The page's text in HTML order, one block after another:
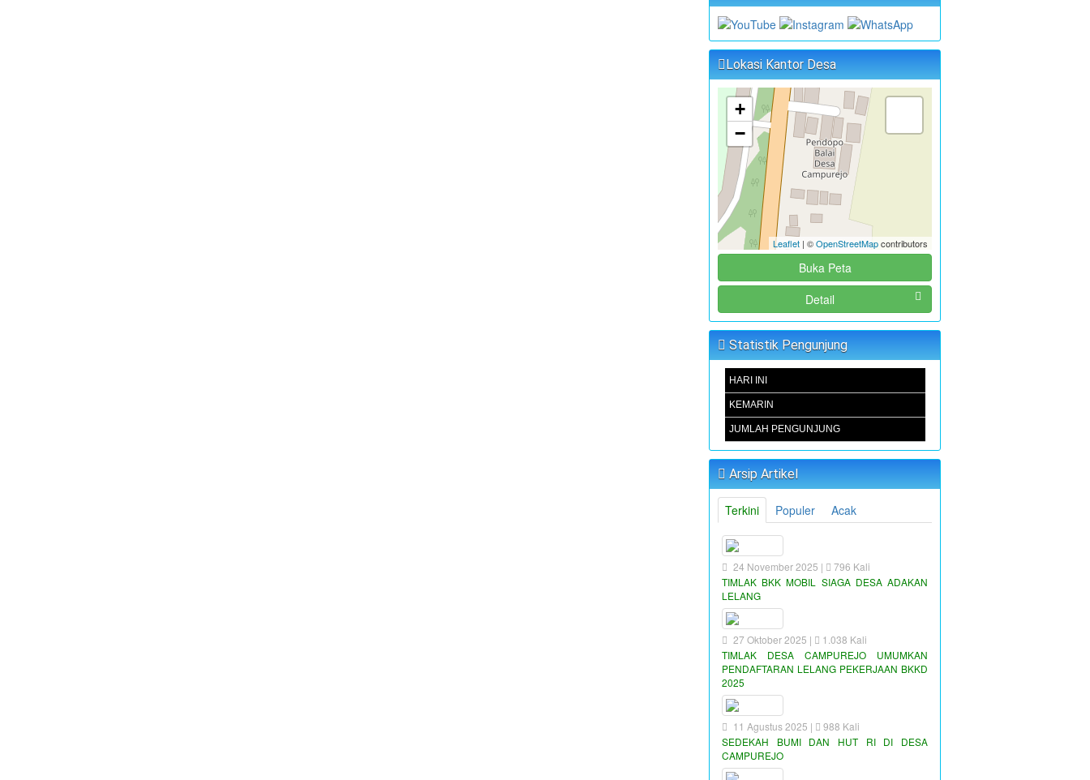
Lokasi Kantor Desa
+
−
Leaflet | ©OpenStreetMapcontributors
Buka Peta
Detail
Statistik Pengunjung
HARI INI
KEMARIN
JUMLAH PENGUNJUNG
Arsip Artikel
Terkini Populer Acak
24 November 2025 |
796 Kali
TIMLAK BKK MOBIL SIAGA DESA ADAKAN
LELANG
27 Oktober 2025 |
1.038 Kali
TIMLAK DESA CAMPUREJO UMUMKAN
PENDAFTARAN LELANG PEKERJAAN BKKD
2025
11 Agustus 2025 |
988 Kali
SEDEKAH BUMI DAN HUT RI DI DESA
CAMPUREJO